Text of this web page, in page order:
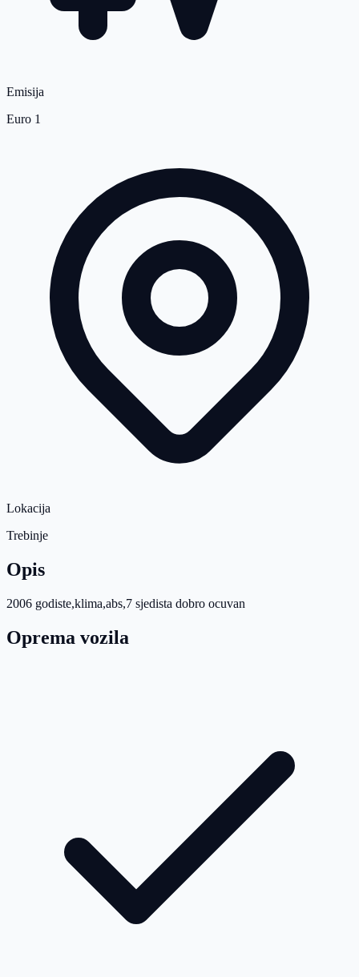
Emisija
Euro 1
Lokacija
Trebinje
Opis
2006 godiste,klima,abs,7 sjedista dobro ocuvan
Oprema vozila